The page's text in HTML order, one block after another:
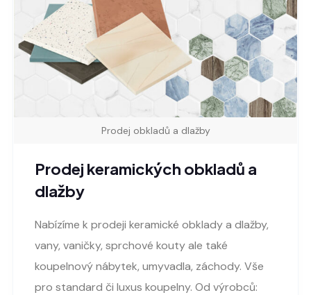
Prodej obkladů a dlažby
Prodej keramických obkladů a
dlažby
Nabízíme k prodeji keramické obklady a dlažby,
vany, vaničky, sprchové kouty ale také
koupelnový nábytek, umyvadla, záchody. Vše
pro standard či luxus koupelny. Od výrobců: